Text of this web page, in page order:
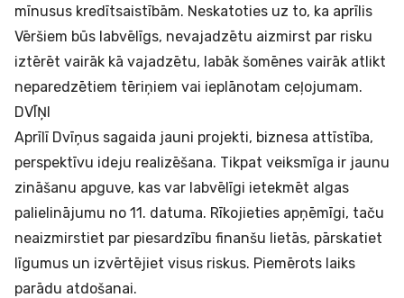
mīnusus kredītsaistībām. Neskatoties uz to, ka aprīlis
Vēršiem būs labvēlīgs, nevajadzētu aizmirst par risku
iztērēt vairāk kā vajadzētu, labāk šomēnes vairāk atlikt
neparedzētiem tēriņiem vai ieplānotam ceļojumam.
DVĪŅI
Aprīlī Dvīņus sagaida jauni projekti, biznesa attīstība,
perspektīvu ideju realizēšana. Tikpat veiksmīga ir jaunu
zināšanu apguve, kas var labvēlīgi ietekmēt algas
palielinājumu no 11. datuma. Rīkojieties apņēmīgi, taču
neaizmirstiet par piesardzību finanšu lietās, pārskatiet
līgumus un izvērtējiet visus riskus. Piemērots laiks
parādu atdošanai.